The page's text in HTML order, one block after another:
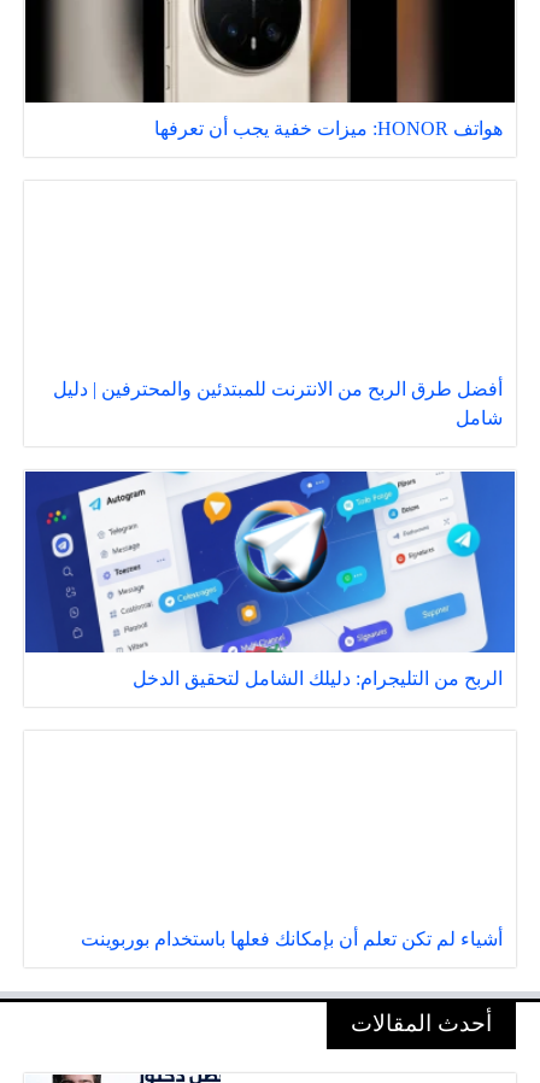
هواتف HONOR: ميزات خفية يجب أن تعرفها
أفضل طرق الربح من الانترنت للمبتدئين والمحترفين | دليل
شامل
الربح من التليجرام: دليلك الشامل لتحقيق الدخل
أشياء لم تكن تعلم أن بإمكانك فعلها باستخدام بوربوينت
أحدث المقالات